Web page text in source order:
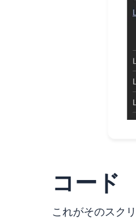
コード
これがそのスク